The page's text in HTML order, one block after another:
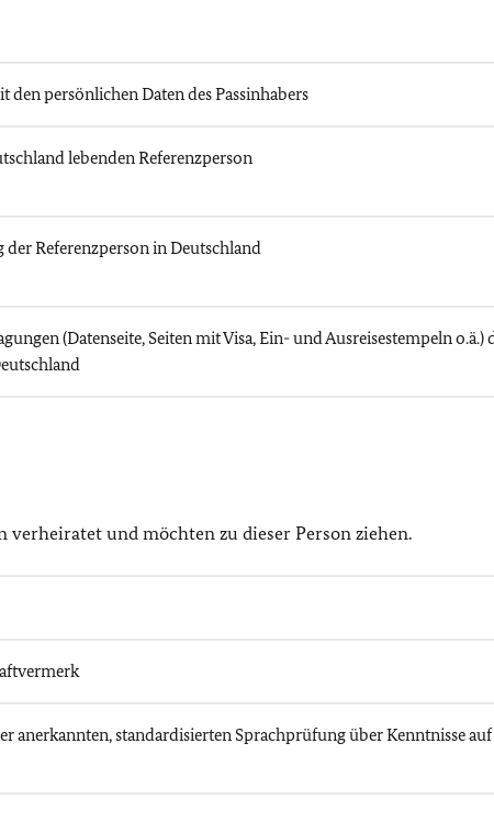
den persönlichen Daten des Passinhabers
lebenden Referenzperson
Referenzperson in Deutschland
(Datenseite, Seiten mit Visa, Ein- und Ausreisestempeln o.ä.)
und möchten zu dieser Person ziehen.
anerkannten, standardisierten Sprachprüfung über Kenntnisse auf